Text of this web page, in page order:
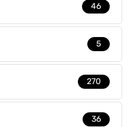
46
5
270
36